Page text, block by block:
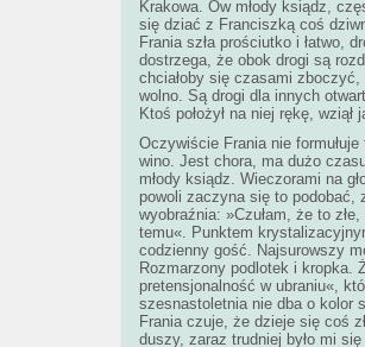
Krakowa. Ów młody ksiądz,
się dziać z Franciszką coś
Frania szła prościutko i łatwo,
dostrzega, że obok drogi są
chciałoby się czasami
wolno. Są drogi dla innych
Ktoś położył na niej rękę, wziął
Oczywiście Frania nie
wino. Jest chora, ma dużo
młody ksiądz. Wieczorami na
powoli zaczyna się to podobać,
wyobraźnia: »Czułam, że to
temu«. Punktem
codzienny gość. Najsurowszy
Rozmarzony podlotek i kropka.
pretensjonalność w ubraniu«,
szesnastoletnia nie dba o kolor
Frania czuje, że dzieje się coś
duszy, zaraz trudniej było mi